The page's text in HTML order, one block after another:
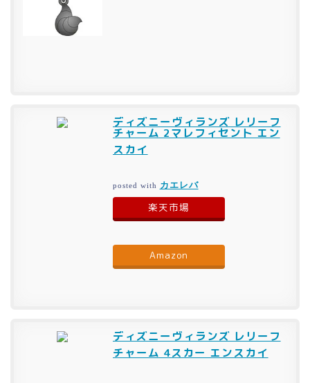
ディズニーヴィランズ レリーフ
チャーム 2マレフィセント エン
スカイ
posted with カエレバ
楽天市場
Amazon
ディズニーヴィランズ レリーフ
チャーム 4スカー エンスカイ